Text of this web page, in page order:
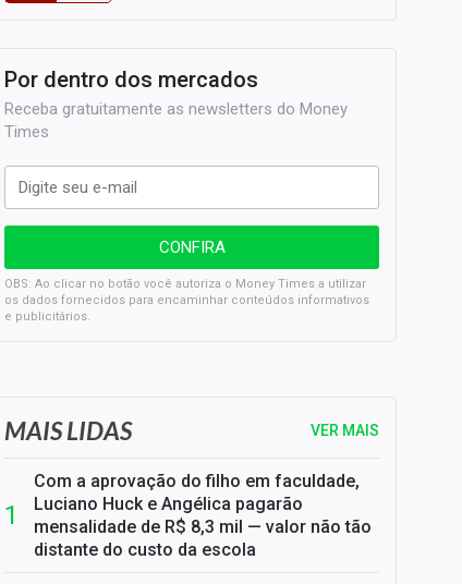
Por dentro dos mercados
Receba gratuitamente as newsletters do Money
Times
OBS: Ao clicar no botão você autoriza o Money Times a utilizar
os dados fornecidos para encaminhar conteúdos informativos
e publicitários.
SELIC em 14%: A repercussão da decisão sobre os JUROS
MAIS LIDAS VER MAIS
Com a aprovação do filho em faculdade,
Luciano Huck e Angélica pagarão
mensalidade de R$ 8,3 mil — valor não tão
distante do custo da escola